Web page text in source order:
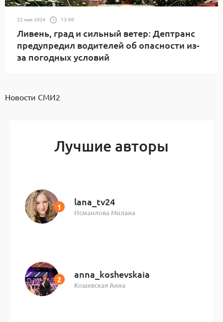
22 мая 2026 13:00
Ливень, град и сильный ветер: Дептранс
предупредил водителей об опасности из-
за погодных условий
Новости СМИ2
Лучшие авторы
lana_tv24
Исмаилова Милана
anna_koshevskaia
Кошевская Анна